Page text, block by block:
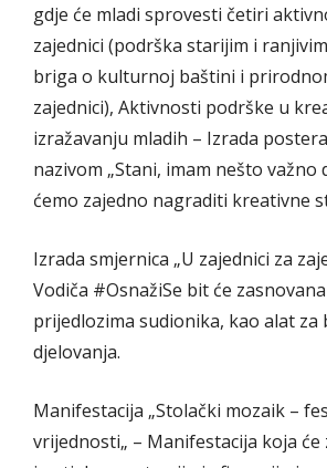
gdje će mladi sprovesti četiri
zajednici (podrška starijim i
briga o kulturnoj baštini i
zajednici), Aktivnosti podrške u
izražavanju mladih – Izrada
nazivom „Stani, imam nešto važno
ćemo zajedno nagraditi kreativne
Izrada smjernica „U zajednici za
Vodiča #OsnažiSe bit će
prijedlozima sudionika, kao alat za
djelovanja.
Manifestacija „Stolački mozaik –
vrijednosti„ – Manifestacija koja će